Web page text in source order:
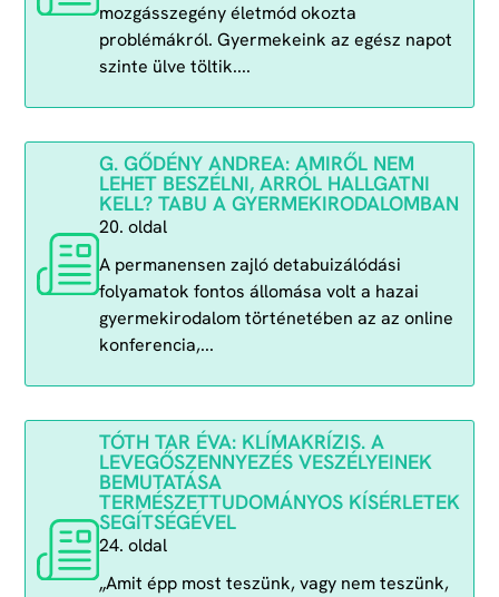
mozgásszegény életmód okozta
problémákról. Gyermekeink az egész napot
szinte ülve töltik....
G. GŐDÉNY ANDREA: AMIRŐL NEM
LEHET BESZÉLNI, ARRÓL HALLGATNI
KELL? TABU A GYERMEKIRODALOMBAN
20. oldal
A permanensen zajló detabuizálódási
folyamatok fontos állomása volt a hazai
gyermekirodalom történetében az az online
konferencia,...
TÓTH TAR ÉVA: KLÍMAKRÍZIS. A
LEVEGŐSZENNYEZÉS VESZÉLYEINEK
BEMUTATÁSA
TERMÉSZETTUDOMÁNYOS KÍSÉRLETEK
SEGÍTSÉGÉVEL
24. oldal
„Amit épp most teszünk, vagy nem teszünk,